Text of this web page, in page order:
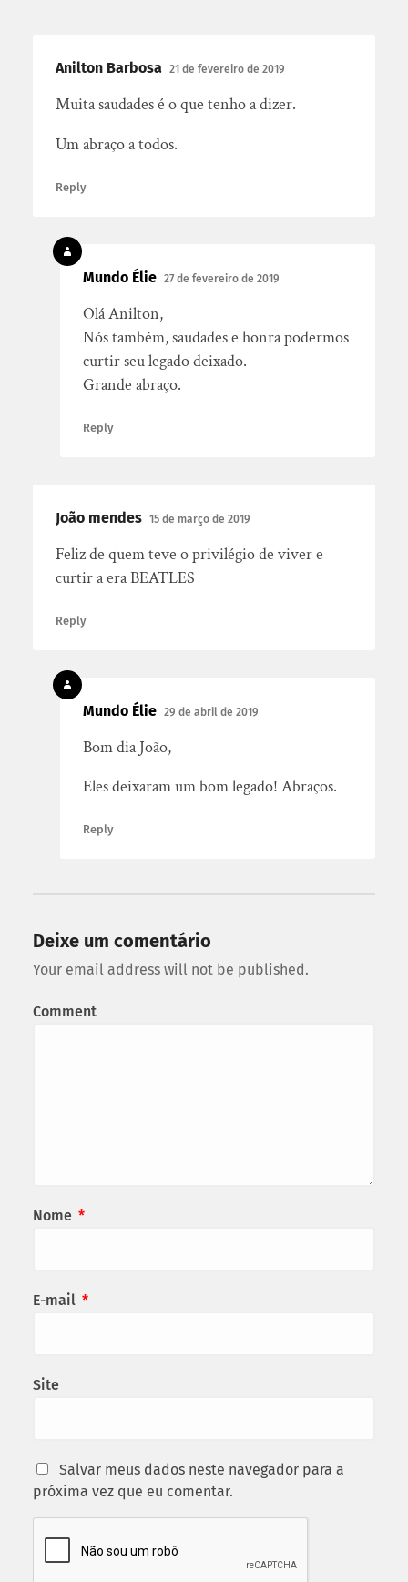
Anilton Barbosa 21 de fevereiro de 2019
Muita saudades é o que tenho a dizer.
Um abraço a todos.
Reply
Mundo Élie 27 de fevereiro de 2019
Olá Anilton,
Nós também, saudades e honra podermos
curtir seu legado deixado.
Grande abraço.
Reply
João mendes 15 de março de 2019
Feliz de quem teve o privilégio de viver e
curtir a era BEATLES
Reply
Mundo Élie 29 de abril de 2019
Bom dia João,
Eles deixaram um bom legado! Abraços.
Reply
Deixe um comentário
Your email address will not be published.
Comment
Nome *
E-mail *
Site
Salvar meus dados neste navegador para a
próxima vez que eu comentar.